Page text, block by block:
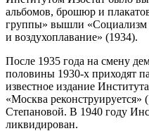
альбомов, брошюр и
группы» вышли «Социализм
и воздухоплавание» (1934).
После 1935 года на смену
половины 1930-х приходят
известное издание
«Москва
Степановой. В 1940 году
ликвидирован.